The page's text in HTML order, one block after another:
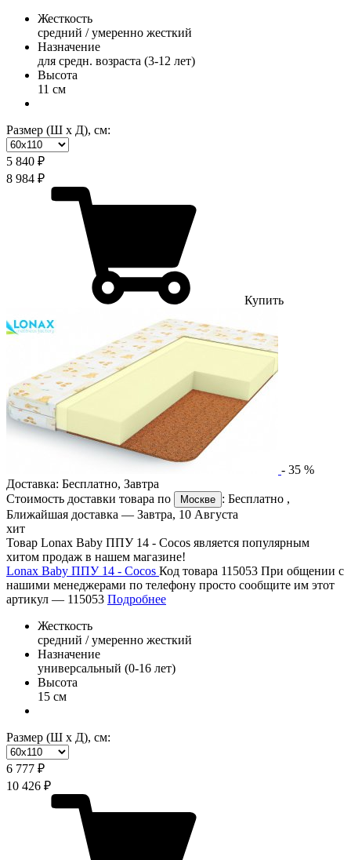
Жесткость
средний / умеренно жесткий
Назначение
для средн. возраста (3-12 лет)
Высота
11 см
Размер (Ш х Д), см:
5 840 ₽
8 984 ₽
Купить
- 35 %
Доставка: Бесплатно, Завтра
Стоимость доставки товара по
Москве : Бесплатно ,
Ближайшая доставка — Завтра, 10 Августа
хит
Товар Lonax Baby ППУ 14 - Cocos является популярным
хитом продаж в нашем магазине!
Lonax Baby ППУ 14 - Cocos Код товара 115053 При общении с
нашими менеджерами по телефону просто сообщите им этот
артикул — 115053 Подробнее
Жесткость
средний / умеренно жесткий
Назначение
универсальный (0-16 лет)
Высота
15 см
Размер (Ш х Д), см:
6 777 ₽
10 426 ₽